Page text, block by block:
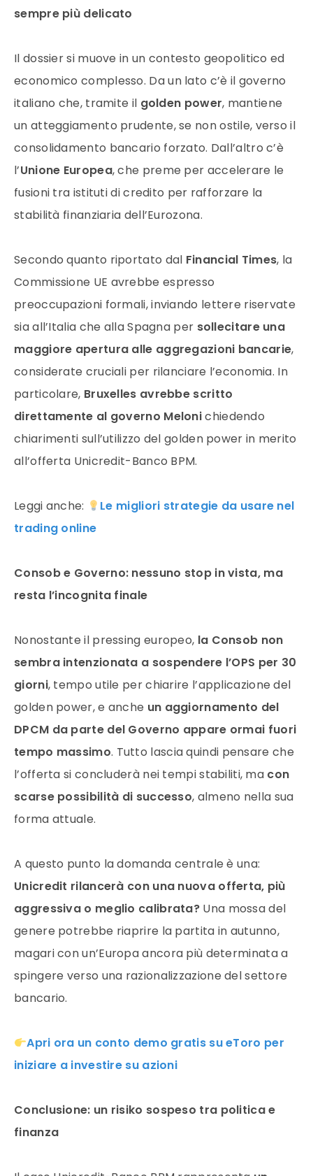
sempre più delicato
Il dossier si muove in un contesto geopolitico ed
economico complesso. Da un lato c’è il governo
italiano che, tramite il golden power, mantiene
un atteggiamento prudente, se non ostile, verso il
consolidamento bancario forzato. Dall’altro c’è
l’Unione Europea, che preme per accelerare le
fusioni tra istituti di credito per rafforzare la
stabilità finanziaria dell’Eurozona.
Secondo quanto riportato dal Financial Times, la
Commissione UE avrebbe espresso
preoccupazioni formali, inviando lettere riservate
sia all’Italia che alla Spagna per sollecitare una
maggiore apertura alle aggregazioni bancarie,
considerate cruciali per rilanciare l’economia. In
particolare, Bruxelles avrebbe scritto
direttamente al governo Melonichiedendo
chiarimenti sull’utilizzo del golden power in merito
all’offerta Unicredit-Banco BPM.
Leggi anche:
Le migliori strategie da usare nel
trading online
Consob e Governo: nessuno stop in vista, ma
resta l’incognita finale
Nonostante il pressing europeo, la Consob non
sembra intenzionata a sospendere l’OPS per 30
giorni, tempo utile per chiarire l’applicazione del
golden power, e anche un aggiornamento del
DPCM da parte del Governo appare ormai fuori
tempo massimo. Tutto lascia quindi pensare che
l’offerta si concluderà nei tempi stabiliti, ma con
scarse possibilità di successo, almeno nella sua
forma attuale.
A questo punto la domanda centrale è una:
Unicredit rilancerà con una nuova offerta, più
aggressiva o meglio calibrata? Una mossa del
genere potrebbe riaprire la partita in autunno,
magari con un’Europa ancora più determinata a
spingere verso una razionalizzazione del settore
bancario.
Apri ora un conto demo gratis su eToro per
iniziare a investire su azioni
Conclusione: un risiko sospeso tra politica e
finanza